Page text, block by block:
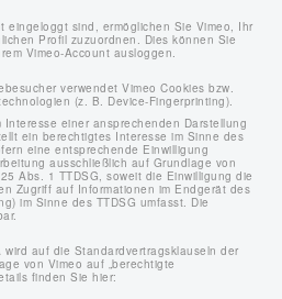
eingeloggt sind, ermöglichen Sie Vimeo, Ihr
Profil zuzuordnen. Dies können Sie
Vimeo-Account ausloggen.
verwendet Vimeo Cookies bzw.
(z. B. Device-Fingerprinting).
einer ansprechenden Darstellung
ein berechtigtes Interesse im Sinne des
eine entsprechende Einwilligung
ausschließlich auf Grundlage von
Abs. 1 TTDSG, soweit die Einwilligung die
Zugriff auf Informationen im Endgerät des
im Sinne des TTDSG umfasst. Die
auf die Standardvertragsklauseln der
von Vimeo auf „berechtigte
finden Sie hier: